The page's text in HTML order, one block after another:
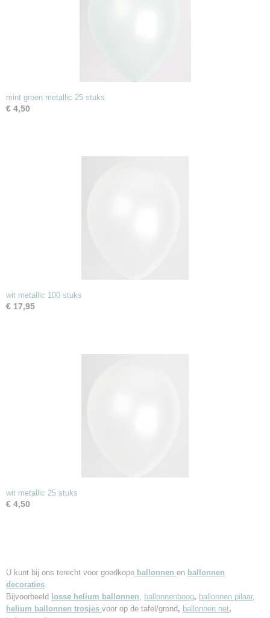
mint groen metallic 25 stuks
€ 4,50
wit metallic 100 stuks
€ 17,95
wit metallic 25 stuks
€ 4,50
U kunt bij ons terecht voor goedkope ballonnen en ballonnen
decoraties.
Bijvoorbeeld losse helium ballonnen, ballonnenboog, ballonnen pilaar,
helium ballonnen trosjes voor op de tafel/grond, ballonnen net,